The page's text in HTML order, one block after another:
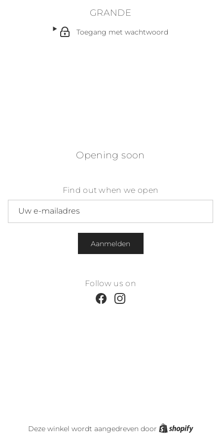
GRANDE
Toegang met wachtwoord
Opening soon
Find out when we open
Aanmelden
Follow us on
FacebookInstagram
Deze winkel wordt aangedreven door Shopify